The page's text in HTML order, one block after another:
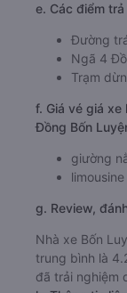
e. Các điểm
Đường
Ngã 4
Trạm
f. Giá vé giá xe
Đồng Bốn
giường
g. Review,
Nhà xe Bốn
trung bình là
đã trải nghiệm